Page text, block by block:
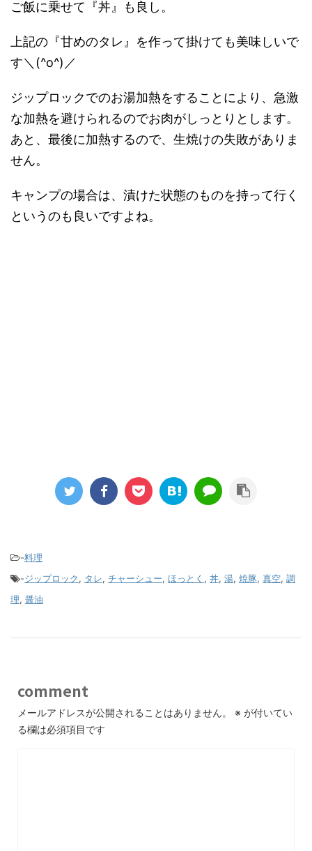
ご飯に乗せて『丼』も良し。
上記の『甘めのタレ』を作って掛けても美味しいで
す＼(^o^)／
ジップロックでのお湯加熱をすることにより、急激
な加熱を避けられるのでお肉がしっとりとします。
あと、最後に加熱するので、生焼けの失敗がありま
せん。
キャンプの場合は、漬けた状態のものを持って行く
というのも良いですよね。
-料理
-ジップロック, タレ, チャーシュー, ほっとく , 丼, 湯, 焼豚, 真空, 調
理, 醤油
comment
メールアドレスが公開されることはありません。 ※ が付いてい
る欄は必須項目です